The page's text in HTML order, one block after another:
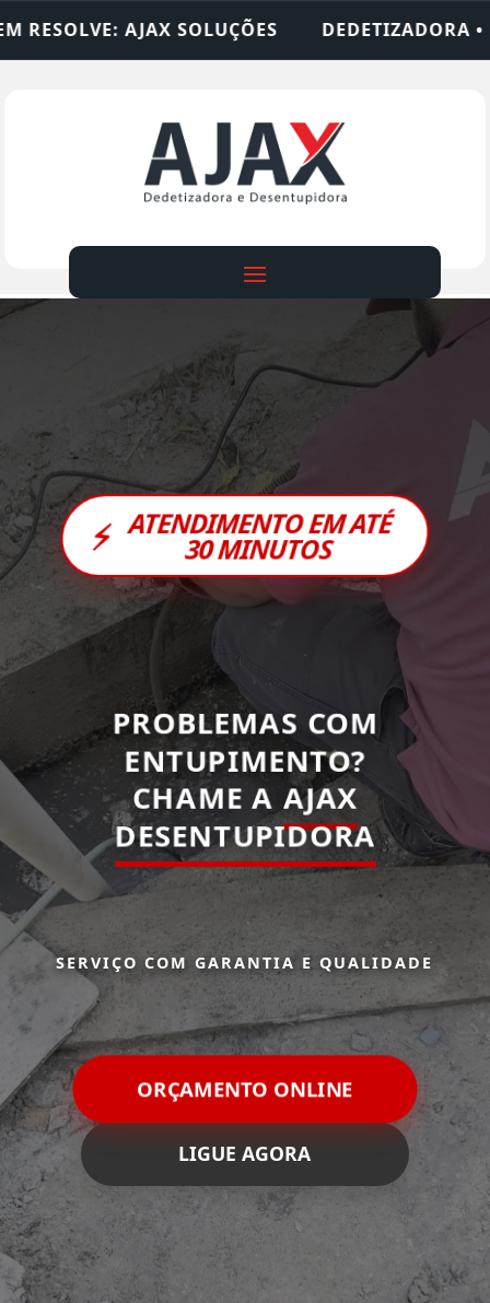
DEDETIZADORA • DESENTUPIDORA •
⚡ ATENDIMENTO EM ATÉ
30 MINUTOS
PROBLEMAS COM
ENTUPIMENTO?
CHAME A AJAX
DESENTUPIDORA
SERVIÇO COM GARANTIA E QUALIDADE
ORÇAMENTO ONLINE
LIGUE AGORA